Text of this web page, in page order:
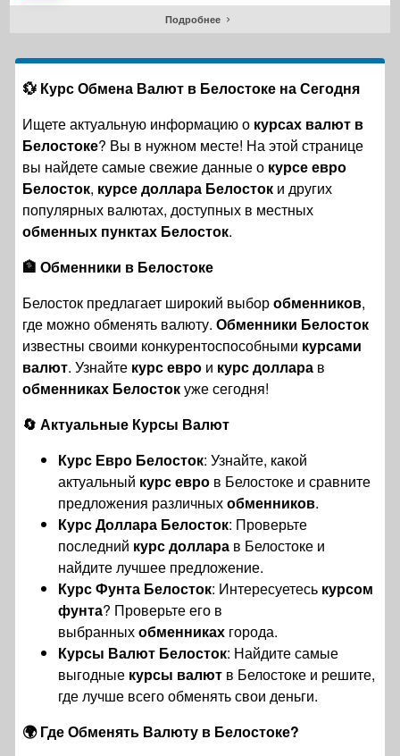
Подробнее
💱 Курс Обмена Валют в Белостоке на Сегодня
Ищете актуальную информацию о курсах валют в
Белостоке? Вы в нужном месте! На этой странице
вы найдете самые свежие данные о курсе евро
Белосток, курсе доллара Белосток и других
популярных валютах, доступных в местных
обменных пунктах Белосток.
🏦 Обменники в Белостоке
Белосток предлагает широкий выборобменников,
где можно обменять валюту. Обменники Белосток
известны своими конкурентоспособными курсами
валют. Узнайте курс евро и курс доллара в
обменниках Белостокуже сегодня!
🔄 Актуальные Курсы Валют
Курс Евро Белосток: Узнайте, какой
актуальный курс евро в Белостоке и сравните
предложения различныхобменников.
Курс Доллара Белосток: Проверьте
последний курс доллара в Белостоке и
найдите лучшее предложение.
Курс Фунта Белосток: Интересуетесь курсом
фунта? Проверьте его в
выбранныхобменниках города.
Курсы Валют Белосток: Найдите самые
выгодные курсы валют в Белостоке и решите,
где лучше всего обменять свои деньги.
🌍 Где Обменять Валюту в Белостоке?